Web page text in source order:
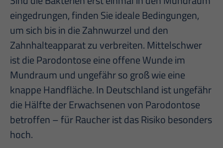
eingedrungen, finden Sie ideale Bedingungen,
um sich bis in die Zahnwurzel und den
Zahnhalteapparat zu verbreiten. Mittelschwer
ist die Parodontose eine offene Wunde im
Mundraum und ungefähr so groß wie eine
knappe Handfläche. In Deutschland ist ungefähr
die Hälfte der Erwachsenen von Parodontose
betroffen – für Raucher ist das Risiko besonders
hoch.